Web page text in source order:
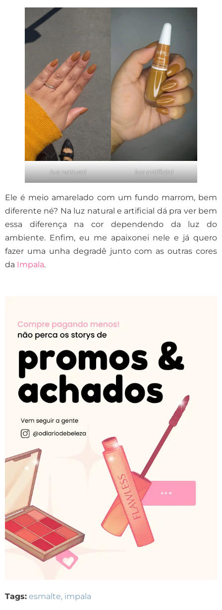
luz natural luz artificial
Ele é meio amarelado com um fundo marrom, bem
diferente né? Na luz natural e artificial dá pra ver bem
essa diferença na cor dependendo da luz do
ambiente. Enfim, eu me apaixonei nele e já quero
fazer uma unha degradê junto com as outras cores
da Impala.
Tags: esmalte, impala